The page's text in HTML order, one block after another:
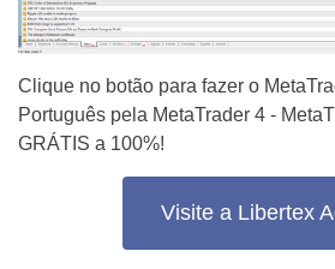
Clique no botão para fazer o
Português pela MetaTrader 4 -
GRÁTIS a 100%!
Visite a Libertex